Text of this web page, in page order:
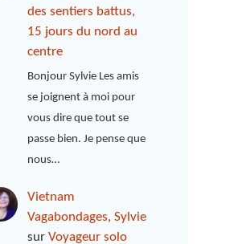
des sentiers battus,
15 jours du nord au
centre
Bonjour Sylvie Les amis
se joignent à moi pour
vous dire que tout se
passe bien. Je pense que
nous…
Vietnam
Vagabondages, Sylvie
surVoyageur solo